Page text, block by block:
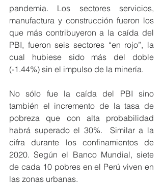
pandemia. Los sectores servicios,
manufactura y construcción fueron los
que más contribuyeron a la caída del
PBI, fueron seis sectores “en rojo”, la
cual hubiese sido más del doble
(-1.44%) sin el impulso de la minería.
No sólo fue la caída del PBI sino
también el incremento de la tasa de
pobreza que con alta probabilidad
habrá superado el 30%.  Similar a la
cifra durante los confinamientos de
2020. Según el Banco Mundial, siete
de cada 10 pobres en el Perú viven en
las zonas urbanas.